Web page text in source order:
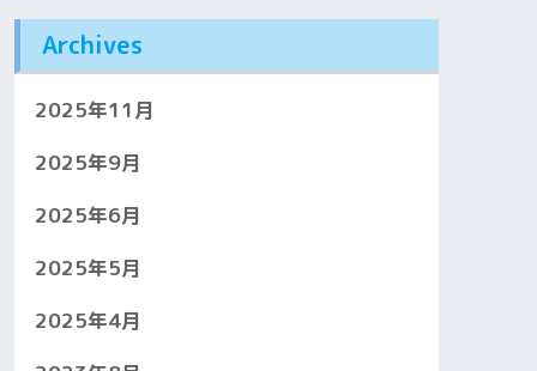
Archives
2025年11月
2025年9月
2025年6月
2025年5月
2025年4月